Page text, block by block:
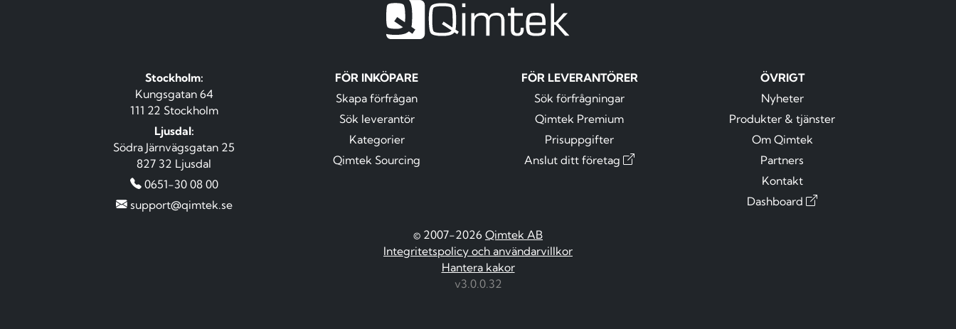
Stockholm:
Kungsgatan 64
111 22 Stockholm
Ljusdal:
Södra Järnvägsgatan 25
827 32 Ljusdal
0651-30 08 00
support@qimtek.se
FÖR INKÖPARE
Skapa förfrågan
Sök leverantör
Kategorier
Qimtek Sourcing
FÖR LEVERANTÖRER
Sök förfrågningar
Qimtek Premium
Prisuppgifter
Anslut ditt företag
ÖVRIGT
Nyheter
Produkter & tjänster
Om Qimtek
Partners
Kontakt
Dashboard
© 2007-2026 Qimtek AB
Integritetspolicy och användarvillkor
Hantera kakor
v3.0.0.32